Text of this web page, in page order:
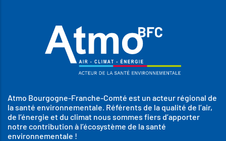
Atmo Bourgogne-Franche-Comté est un acteur régional de
la santé environnementale. Référents de la qualité de l’air,
de l’énergie et du climat nous sommes fiers d’apporter
notre contribution à l’écosystème de la santé
environnementale !